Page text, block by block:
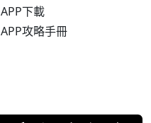
APP下載
APP攻略手冊